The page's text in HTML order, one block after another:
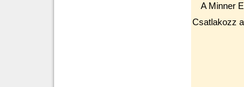
A Minner
Csatlakozz